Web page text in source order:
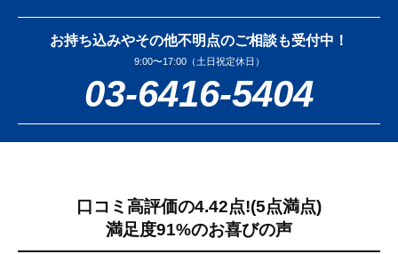
お持ち込みやその他不明点のご相談も受付中！
9:00〜17:00（土日祝定休日）
03-6416-5404
口コミ高評価の4.42点!(5点満点)
満足度91%のお喜びの声